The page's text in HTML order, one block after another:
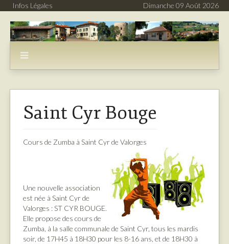
Infos Légales Dimanche 09 Août 2026
Saint Cyr Bouge
Cours de Zumba à Saint Cyr de Valorges
Une nouvelle association
est née à Saint Cyr de
Valorges : ST CYR BOUGE.
Elle propose des cours de
Zumba, à la salle communale de Saint Cyr, tous les mardis
soir, de 17H45 à 18H30 pour les 8-16 ans, et de 18H30 à